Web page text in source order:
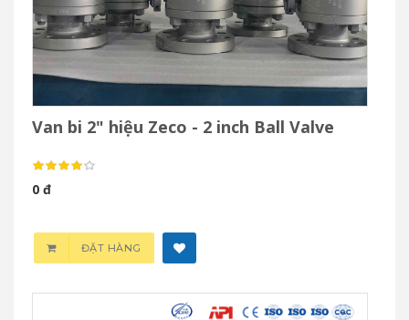
Van bi 2" hiệu Zeco - 2 inch Ball Valve
0 đ
ĐẶT HÀNG